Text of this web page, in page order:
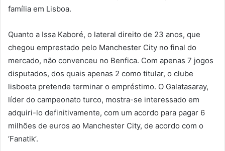
família em Lisboa.
Quanto a Issa Kaboré, o lateral direito de 23 anos, que
chegou emprestado pelo Manchester City no final do
mercado, não convenceu no Benfica. Com apenas 7 jogos
disputados, dos quais apenas 2 como titular, o clube
lisboeta pretende terminar o empréstimo. O Galatasaray,
líder do campeonato turco, mostra-se interessado em
adquiri-lo definitivamente, com um acordo para pagar 6
milhões de euros ao Manchester City, de acordo com o
‘Fanatik’.